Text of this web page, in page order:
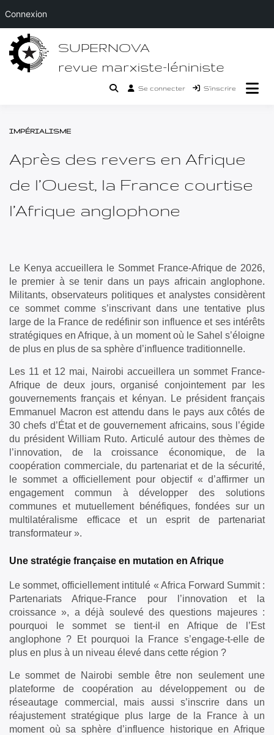
Passer
contenu
SUPERNOVA
revue marxiste-léniniste
Se connecter S’inscrire
IMPÉRIALISME
Après des revers en Afrique
de l’Ouest, la France courtise
l’Afrique anglophone
Le Kenya accueillera le Sommet France-Afrique de 2026,
le premier à se tenir dans un pays africain anglophone.
Militants, observateurs politiques et analystes considèrent
ce sommet comme s’inscrivant dans une tentative plus
large de la France de redéfinir son influence et ses intérêts
stratégiques en Afrique, à un moment où le Sahel s’éloigne
de plus en plus de sa sphère d’influence traditionnelle.
Les 11 et 12 mai, Nairobi accueillera un sommet France-
Afrique de deux jours, organisé conjointement par les
gouvernements français et kényan. Le président français
Emmanuel Macron est attendu dans le pays aux côtés de
30 chefs d’État et de gouvernement africains, sous l’égide
du président William Ruto. Articulé autour des thèmes de
l’innovation, de la croissance économique, de la
coopération commerciale, du partenariat et de la sécurité,
le sommet a officiellement pour objectif « d’affirmer un
engagement commun à développer des solutions
communes et mutuellement bénéfiques, fondées sur un
multilatéralisme efficace et un esprit de partenariat
transformateur ».
Une stratégie française en mutation en Afrique
Le sommet, officiellement intitulé « Africa Forward Summit :
Partenariats Afrique-France pour l’innovation et la
croissance », a déjà soulevé des questions majeures :
pourquoi le sommet se tient-il en Afrique de l’Est
anglophone ? Et pourquoi la France s’engage-t-elle de
plus en plus à un niveau élevé dans cette région ?
Le sommet de Nairobi semble être non seulement une
plateforme de coopération au développement ou de
réseautage commercial, mais aussi s’inscrire dans un
réajustement stratégique plus large de la France à un
moment où sa sphère d’influence historique en Afrique
Connexion